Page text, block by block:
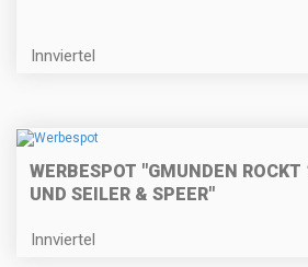
Innviertel
WERBESPOT "GMUNDEN
UND SEILER & SPEER"
Innviertel